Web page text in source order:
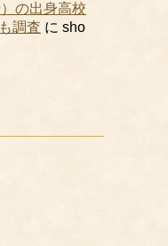
の出身高校
調査 に sho